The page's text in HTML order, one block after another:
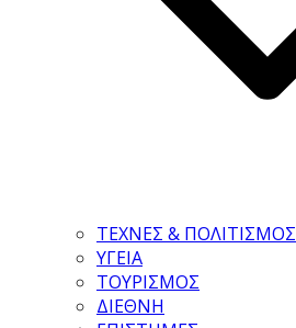
ΤΕΧΝΕΣ & ΠΟΛΙΤΙΣΜΟΣ
ΥΓΕΙΑ
ΤΟΥΡΙΣΜΟΣ
ΔΙΕΘΝΗ